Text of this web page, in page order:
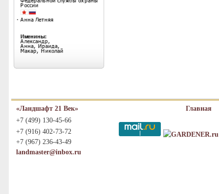
«Ландшафт 21 Век»
+7 (499) 130-45-66
+7 (916) 402-73-72
+7 (967) 236-43-49
landmaster@inbox.ru
Главная